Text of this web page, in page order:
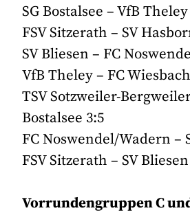
SG Bostalsee – VfB
FSV Sitzerath – SV
SV Bliesen – FC
VfB Theley – FC
TSV Sotzweiler-
Bostalsee 3:5
FC Noswendel/Wadern –
FSV Sitzerath – SV
Vorrundengruppen C